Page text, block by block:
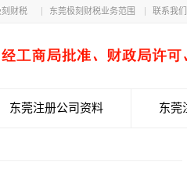
刻财税 东莞极刻财税业务范围 联系我们
东莞注册公司资料 东莞